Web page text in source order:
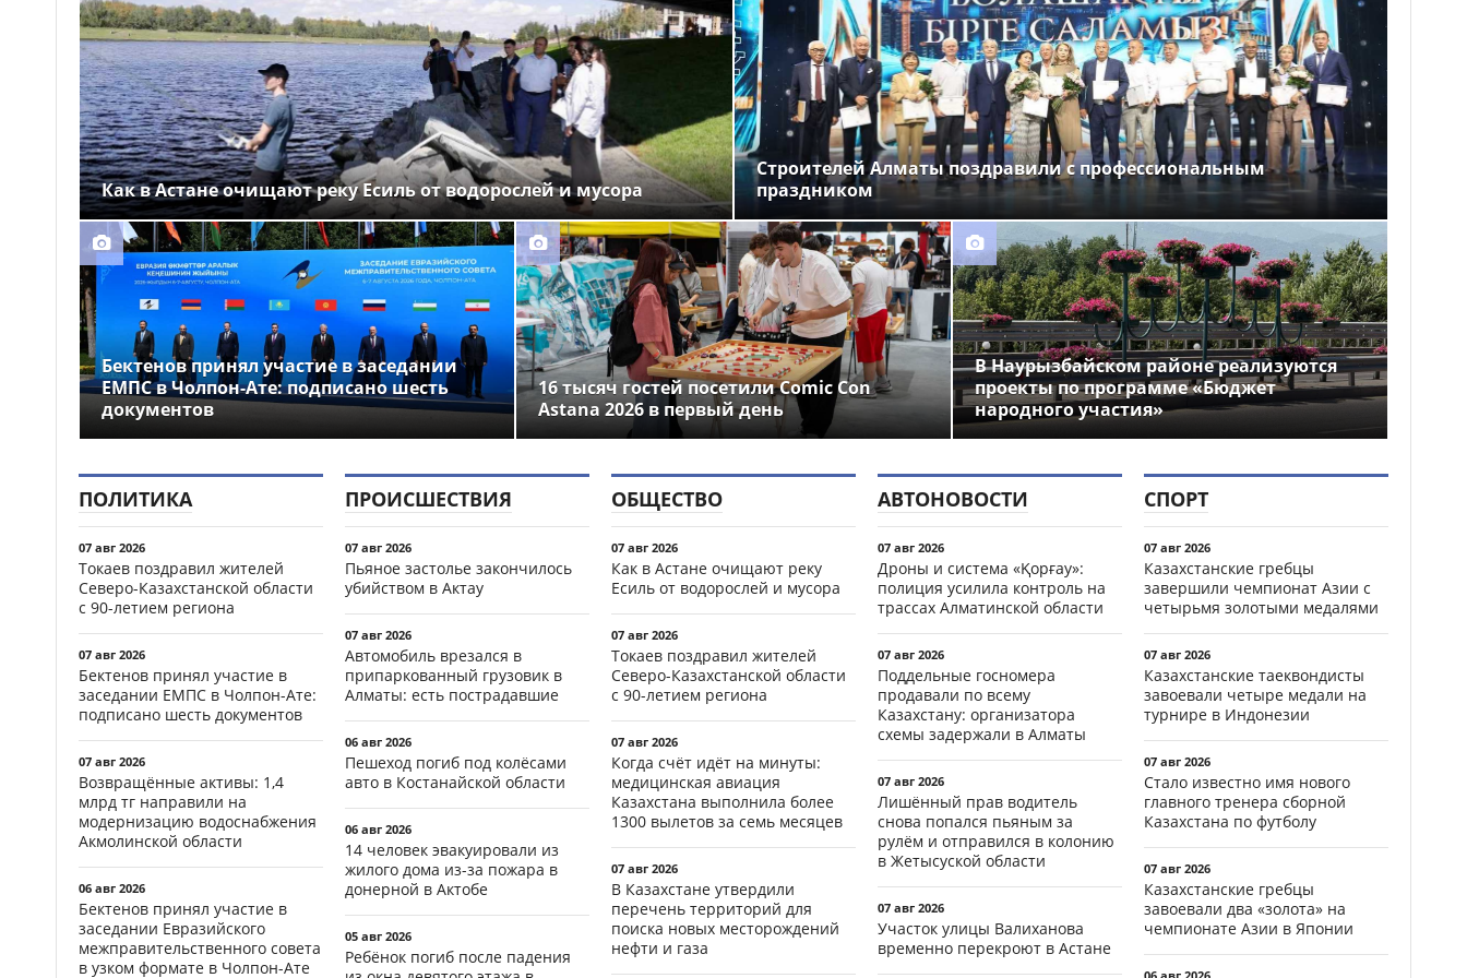
12:01
Выборы депутатов
Курултая: как узнать свой
избирательный участок
11:41
Служебная собака
помогла полицейским найти
пропавшую 18-летнюю
девушку в Караганде
Как в Астане очищают реку Есиль от водорослей и мусора
Строителей Алматы поздравили с профессиональным
праздником
Бектенов принял участие в заседании
ЕМПС в Чолпон-Ате: подписано шесть
документов
16 тысяч гостей посетили Comic Con
Astana 2026 в первый день
В Наурызбайском районе реализуются
проекты по программе «Бюджет
народного участия»
ПОЛИТИКА
07 авг 2026
Токаев поздравил жителей
Северо-Казахстанской области
с 90-летием региона
07 авг 2026
Бектенов принял участие в
заседании ЕМПС в Чолпон-Ате:
подписано шесть документов
07 авг 2026
Возвращённые активы: 1,4
млрд тг направили на
модернизацию водоснабжения
Акмолинской области
06 авг 2026
Бектенов принял участие в
заседании Евразийского
межправительственного совета
в узком формате в Чолпон-Ате
ПРОИСШЕСТВИЯ
07 авг 2026
Пьяное застолье закончилось
убийством в Актау
07 авг 2026
Автомобиль врезался в
припаркованный грузовик в
Алматы: есть пострадавшие
06 авг 2026
Пешеход погиб под колёсами
авто в Костанайской области
06 авг 2026
14 человек эвакуировали из
жилого дома из-за пожара в
донерной в Актобе
05 авг 2026
Ребёнок погиб после падения
ОБЩЕСТВО
07 авг 2026
Как в Астане очищают реку
Есиль от водорослей и мусора
07 авг 2026
Токаев поздравил жителей
Северо-Казахстанской области
с 90-летием региона
07 авг 2026
Когда счёт идёт на минуты:
медицинская авиация
Казахстана выполнила более
1300 вылетов за семь месяцев
07 авг 2026
В Казахстане утвердили
перечень территорий для
поиска новых месторождений
нефти и газа
АВТОНОВОСТИ
07 авг 2026
Дроны и система «Қорғау»:
полиция усилила контроль на
трассах Алматинской области
07 авг 2026
Поддельные госномера
продавали по всему
Казахстану: организатора
схемы задержали в Алматы
07 авг 2026
Лишённый прав водитель
снова попался пьяным за
рулём и отправился в колонию
в Жетысуской области
07 авг 2026
Участок улицы Валиханова
временно перекроют в Астане
СПОРТ
07 авг 2026
Казахстанские гребцы
завершили чемпионат Азии с
четырьмя золотыми медалями
07 авг 2026
Казахстанские таеквондисты
завоевали четыре медали на
турнире в Индонезии
07 авг 2026
Стало известно имя нового
главного тренера сборной
Казахстана по футболу
07 авг 2026
Казахстанские гребцы
завоевали два «золота» на
чемпионате Азии в Японии